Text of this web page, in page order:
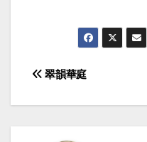
Post
navigation
翠韻華庭